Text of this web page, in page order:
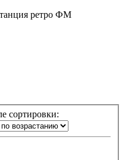
ретро ФМ
сортировки: